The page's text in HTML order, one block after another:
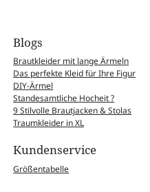
Blogs
Brautkleider mit lange Ärmeln
Das perfekte Kleid für Ihre Figur
DIY-Ärmel
Standesamtliche Hocheit ?
9 Stilvolle Brautjacken & Stolas
Traumkleider in XL
Kundenservice
Größentabelle